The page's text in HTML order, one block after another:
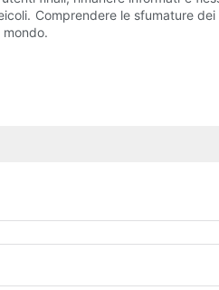
Comprendere le sfumature